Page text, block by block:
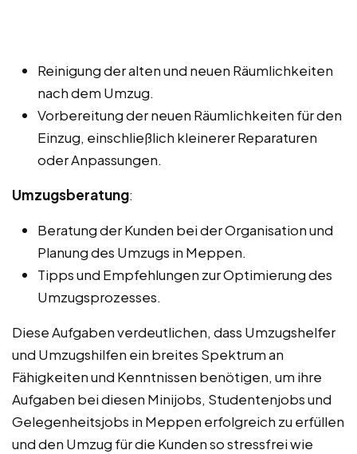
Reinigung der alten und neuen Räumlichkeiten
nach dem Umzug.
Vorbereitung der neuen Räumlichkeiten für den
Einzug, einschließlich kleinerer Reparaturen
oder Anpassungen.
Umzugsberatung:
Beratung der Kunden bei der Organisation und
Planung des Umzugs in Meppen.
Tipps und Empfehlungen zur Optimierung des
Umzugsprozesses.
Diese Aufgaben verdeutlichen, dass Umzugshelfer
und Umzugshilfen ein breites Spektrum an
Fähigkeiten und Kenntnissen benötigen, um ihre
Aufgaben bei diesen Minijobs, Studentenjobs und
Gelegenheitsjobs in Meppen erfolgreich zu erfüllen
und den Umzug für die Kunden so stressfrei wie